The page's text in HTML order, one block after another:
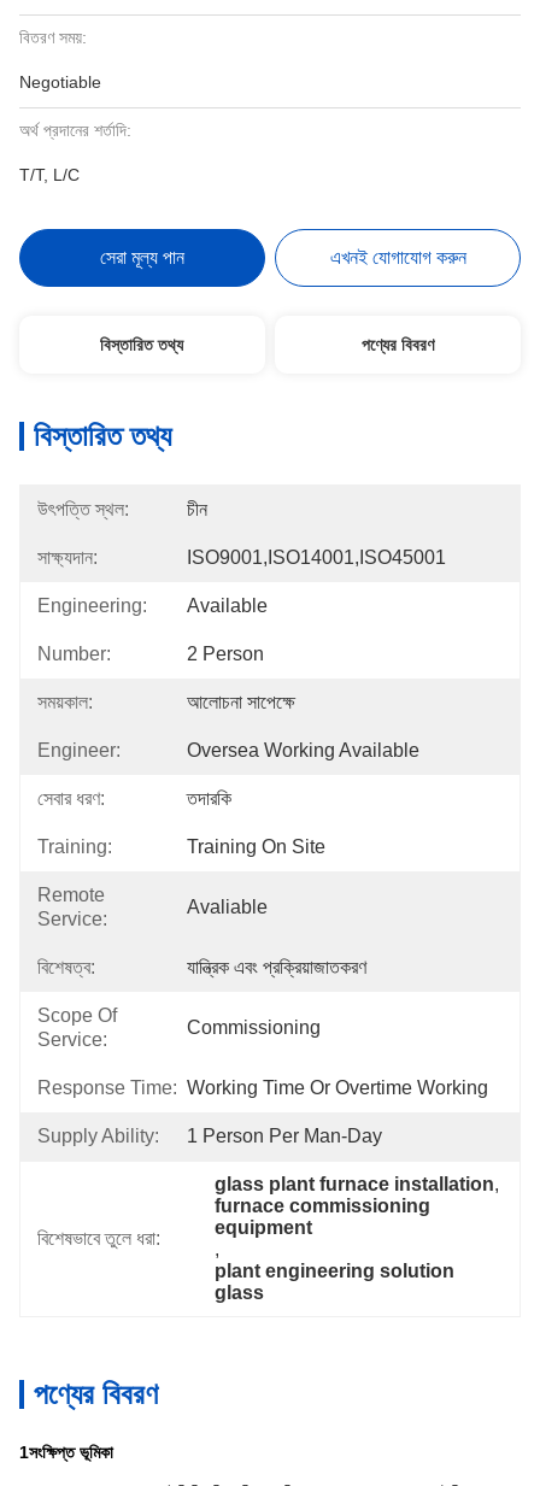
বিতরণ সময়:
Negotiable
অর্থ প্রদানের শর্তাদি:
T/T, L/C
সেরা মূল্য পান এখনই যোগাযোগ করুন
বিস্তারিত তথ্য পণ্যের বিবরণ
বিস্তারিত তথ্য
উৎপত্তি স্থল: চীন
সাক্ষ্যদান: ISO9001,ISO14001,ISO45001
Engineering: Available
Number: 2 Person
সময়কাল: আলোচনা সাপেক্ষে
Engineer: Oversea Working Available
সেবার ধরণ: তদারকি
Training: Training On Site
Remote
Service:
Avaliable
বিশেষত্ব: যান্ত্রিক এবং প্রক্রিয়াজাতকরণ
Scope Of
Service:
Commissioning
Response Time: Working Time Or Overtime Working
Supply Ability: 1 Person Per Man-Day
বিশেষভাবে তুলে ধরা:
glass plant furnace installation
furnace commissioning
equipment
,
plant engineering solution
glass
পণ্যের বিবরণ
1সংক্ষিপ্ত ভূমিকা